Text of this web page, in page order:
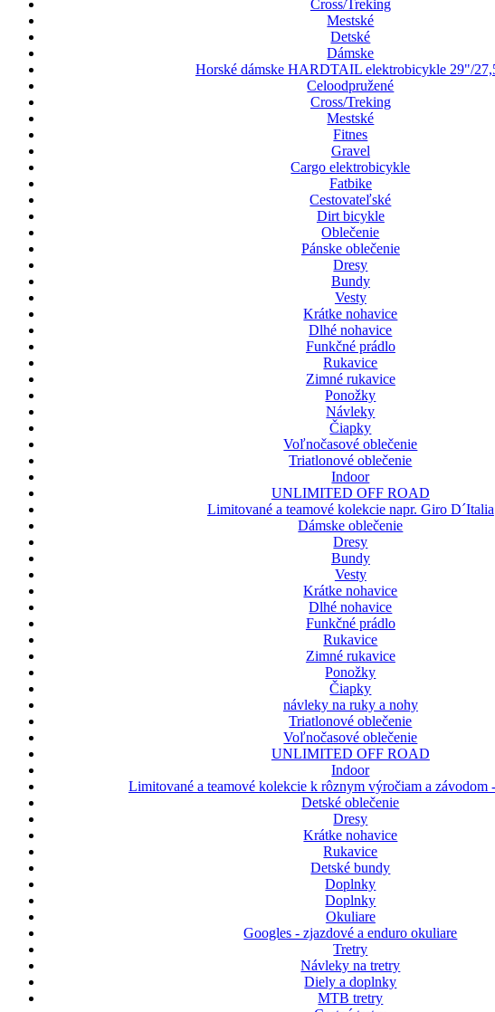
Cross/Treking
Mestské
Detské
Dámske
Horské dámske HARDTAIL elektrobicykle 29"/
Celoodpružené
Cross/Treking
Mestské
Fitnes
Gravel
Cargo elektrobicykle
Fatbike
Cestovateľské
Dirt bicykle
Oblečenie
Pánske oblečenie
Dresy
Bundy
Vesty
Krátke nohavice
Dlhé nohavice
Funkčné prádlo
Rukavice
Zimné rukavice
Ponožky
Návleky
Čiapky
Voľnočasové oblečenie
Triatlonové oblečenie
Indoor
UNLIMITED OFF ROAD
Limitované a teamové kolekcie napr. Giro D´Italia
Dámske oblečenie
Dresy
Bundy
Vesty
Krátke nohavice
Dlhé nohavice
Funkčné prádlo
Rukavice
Zimné rukavice
Ponožky
Čiapky
návleky na ruky a nohy
Triatlonové oblečenie
Voľnočasové oblečenie
UNLIMITED OFF ROAD
Indoor
Limitované a teamové kolekcie k rôznym výročiam a závodom
Detské oblečenie
Dresy
Krátke nohavice
Rukavice
Detské bundy
Doplnky
Doplnky
Okuliare
Googles - zjazdové a enduro okuliare
Tretry
Návleky na tretry
Diely a doplnky
MTB tretry